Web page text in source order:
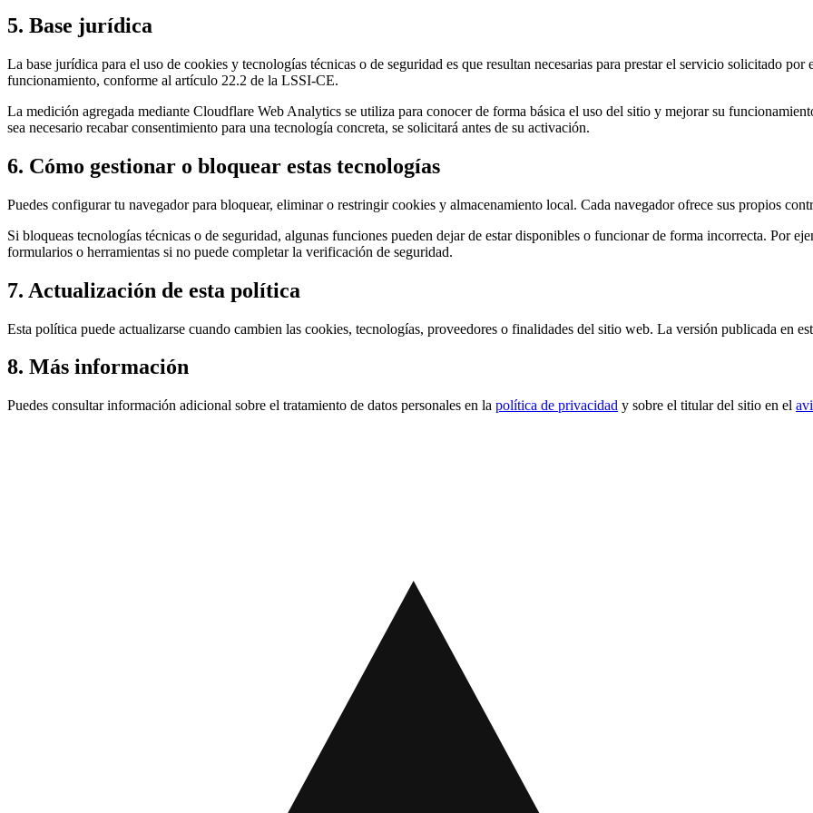
5. Base jurídica
La base jurídica para el uso de cookies y tecnologías técnicas o de seguridad es que resultan necesarias para prestar el servicio solicitado
funcionamiento, conforme al artículo 22.2 de la LSSI-CE.
La medición agregada mediante Cloudflare Web Analytics se utiliza para conocer de forma básica el uso del sitio y mejorar su
sea necesario recabar consentimiento para una tecnología concreta, se solicitará antes de su activación.
6. Cómo gestionar o bloquear estas tecnologías
Puedes configurar tu navegador para bloquear, eliminar o restringir cookies y almacenamiento local. Cada navegador ofrece sus propios
Si bloqueas tecnologías técnicas o de seguridad, algunas funciones pueden dejar de estar disponibles o funcionar de forma incorrecta. Por
formularios o herramientas si no puede completar la verificación de seguridad.
7. Actualización de esta política
Esta política puede actualizarse cuando cambien las cookies, tecnologías, proveedores o finalidades del sitio web. La versión publicada en
8. Más información
Puedes consultar información adicional sobre el tratamiento de datos personales en la política de privacidad y sobre el titular del sitio en el